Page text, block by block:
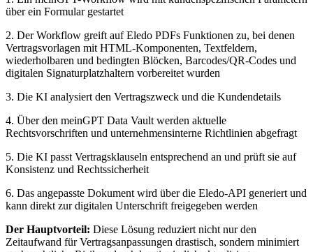
über ein Formular gestartet
2. Der Workflow greift auf Eledo PDFs Funktionen zu, bei denen
Vertragsvorlagen mit HTML-Komponenten, Textfeldern,
wiederholbaren und bedingten Blöcken, Barcodes/QR-Codes und
digitalen Signaturplatzhaltern vorbereitet wurden
3. Die KI analysiert den Vertragszweck und die Kundendetails
4. Über den meinGPT Data Vault werden aktuelle
Rechtsvorschriften und unternehmensinterne Richtlinien abgefragt
5. Die KI passt Vertragsklauseln entsprechend an und prüft sie auf
Konsistenz und Rechtssicherheit
6. Das angepasste Dokument wird über die Eledo-API generiert und
kann direkt zur digitalen Unterschrift freigegeben werden
Der Hauptvorteil: Diese Lösung reduziert nicht nur den
Zeitaufwand für Vertragsanpassungen drastisch, sondern minimiert